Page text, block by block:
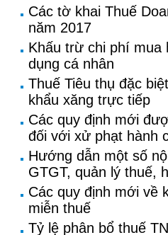
Các tờ khai Thuế
năm 2017
Khấu trừ chi phí mua
dụng cá nhân
Thuế Tiêu thụ đặc
khẩu xăng trực tiếp
Các quy định mới
đối với xử phạt hành
Hướng dẫn một số
GTGT, quản lý thuế,
Các quy định mới về
miễn thuế
Tỷ lệ phân bổ thuế